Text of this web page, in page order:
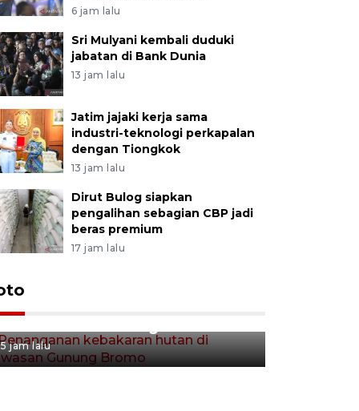
6 jam lalu
Sri Mulyani kembali duduki
jabatan di Bank Dunia
13 jam lalu
Jatim jajaki kerja sama
industri-teknologi perkapalan
dengan Tiongkok
13 jam lalu
Dirut Bulog siapkan
pengalihan sebagian CBP jadi
beras premium
17 jam lalu
Penanganan kebakaran hutan
5 jam lalu